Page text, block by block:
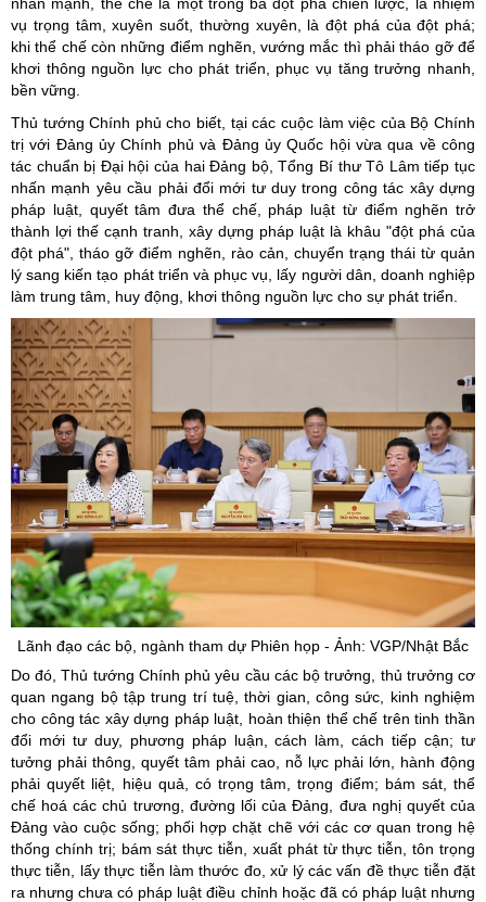
vụ trọng tâm, xuyên suốt, thường xuyên, là đột phá của đột phá;
khi thể chế còn những điểm nghẽn, vướng mắc thì phải tháo gỡ để
khơi thông nguồn lực cho phát triển, phục vụ tăng trưởng nhanh,
bền vững.
Thủ tướng Chính phủ cho biết, tại các cuộc làm việc của Bộ Chính
trị với Đảng ủy Chính phủ và Đảng ủy Quốc hội vừa qua về công
tác chuẩn bị Đại hội của hai Đảng bộ, Tổng Bí thư Tô Lâm tiếp tục
nhấn mạnh yêu cầu phải đổi mới tư duy trong công tác xây dựng
pháp luật, quyết tâm đưa thể chế, pháp luật từ điểm nghẽn trở
thành lợi thế cạnh tranh, xây dựng pháp luật là khâu "đột phá của
đột phá", tháo gỡ điểm nghẽn, rào cản, chuyển trạng thái từ quản
lý sang kiến tạo phát triển và phục vụ, lấy người dân, doanh nghiệp
làm trung tâm, huy động, khơi thông nguồn lực cho sự phát triển.
Lãnh đạo các bộ, ngành tham dự Phiên họp - Ảnh: VGP/Nhật Bắc
Do đó, Thủ tướng Chính phủ yêu cầu các bộ trưởng, thủ trưởng cơ
quan ngang bộ tập trung trí tuệ, thời gian, công sức, kinh nghiệm
cho công tác xây dựng pháp luật, hoàn thiện thể chế trên tinh thần
đổi mới tư duy, phương pháp luận, cách làm, cách tiếp cận; tư
tưởng phải thông, quyết tâm phải cao, nỗ lực phải lớn, hành động
phải quyết liệt, hiệu quả, có trọng tâm, trọng điểm; bám sát, thể
chế hoá các chủ trương, đường lối của Đảng, đưa nghị quyết của
Đảng vào cuộc sống; phối hợp chặt chẽ với các cơ quan trong hệ
thống chính trị; bám sát thực tiễn, xuất phát từ thực tiễn, tôn trọng
thực tiễn, lấy thực tiễn làm thước đo, xử lý các vấn đề thực tiễn đặt
ra nhưng chưa có pháp luật điều chỉnh hoặc đã có pháp luật nhưng